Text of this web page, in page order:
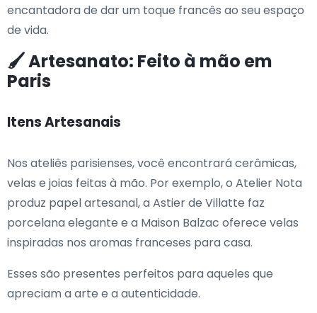
encantadora de dar um toque francês ao seu espaço
de vida.
🖌️ Artesanato: Feito à mão em
Paris
Itens Artesanais
Nos ateliês parisienses, você encontrará cerâmicas,
velas e joias feitas à mão. Por exemplo, o Atelier Nota
produz papel artesanal, a Astier de Villatte faz
porcelana elegante e a Maison Balzac oferece velas
inspiradas nos aromas franceses para casa.
Esses são presentes perfeitos para aqueles que
apreciam a arte e a autenticidade.